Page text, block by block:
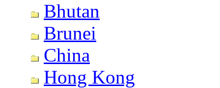
Bhutan
Brunei
China
Hong Kong